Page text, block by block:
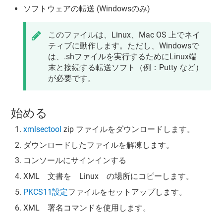
ソフトウェアの転送 (Windowsのみ)
このファイルは、Linux、Mac OS 上でネイ
ティブに動作します。ただし、Windowsで
は、.shファイルを実行するためにLinux端
末と接続する転送ソフト（例：Putty など）
が必要です。
始める
xmlsectool zip ファイルをダウンロードします。
ダウンロードしたファイルを解凍します。
コンソールにサインインする
XML 文書を Linux の場所にコピーします。
PKCS11設定ファイルをセットアップします。
XML 署名コマンドを使用します。